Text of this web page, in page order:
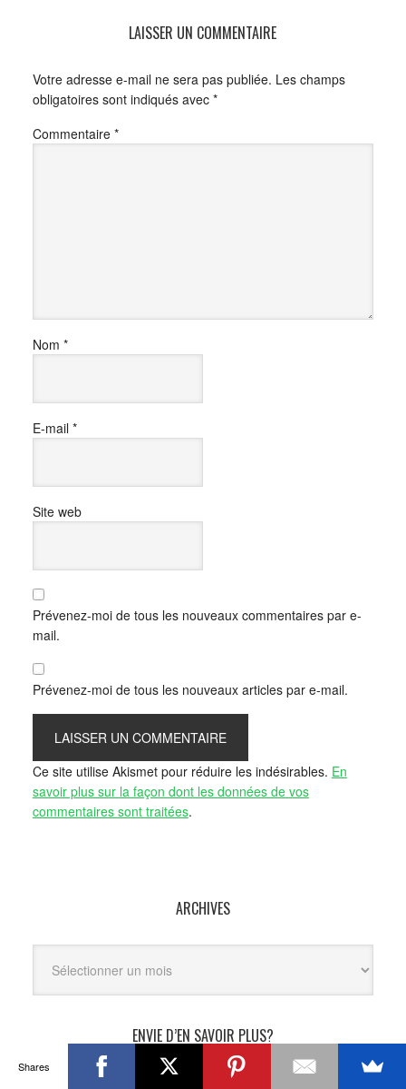
LAISSER UN COMMENTAIRE
Votre adresse e-mail ne sera pas publiée. Les champs
obligatoires sont indiqués avec *
Commentaire *
Nom *
E-mail *
Site web
Prévenez-moi de tous les nouveaux commentaires par e-
mail.
Prévenez-moi de tous les nouveaux articles par e-mail.
Ce site utilise Akismet pour réduire les indésirables. En
savoir plus sur la façon dont les données de vos
commentaires sont traitées.
ARCHIVES
ENVIE D’EN SAVOIR PLUS?
Recevez le guide expliquant les stratégies que j'utilise en
Shares